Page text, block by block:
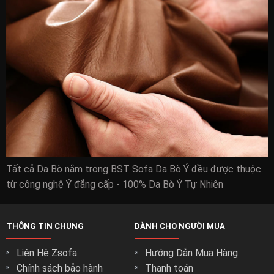
Tất cả Da Bò nằm trong BST Sofa Da Bò Ý đều được thuộc
từ công nghệ Ý đẳng cấp - 100% Da Bò Ý Tự Nhiên
THÔNG TIN CHUNG
Liên Hệ Zsofa
Chính sách bảo hành
DÀNH CHO NGƯỜI MUA
Hướng Dẫn Mua Hàng
Thanh toán